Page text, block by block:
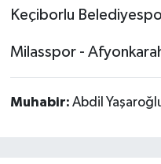
Keçiborlu
Milasspor -
Muhabir: Abdil